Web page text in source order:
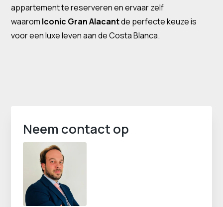
appartement te reserveren en ervaar zelf
waarom Iconic Gran Alacantde perfecte keuze is
voor een luxe leven aan de Costa Blanca.
Neem contact op